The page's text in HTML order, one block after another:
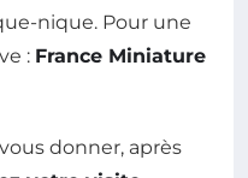
nique. Pour une
: France Miniature
donner, après